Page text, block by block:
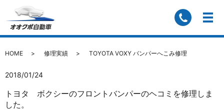
TOYOTA VOXY バンパーへこみ修理
HOME 修理実績 TOYOTA VOXY バンパーへこみ修理
2018/01/24
トヨタ ボクシーのフロントバンパーのヘコミを修理しま
した。